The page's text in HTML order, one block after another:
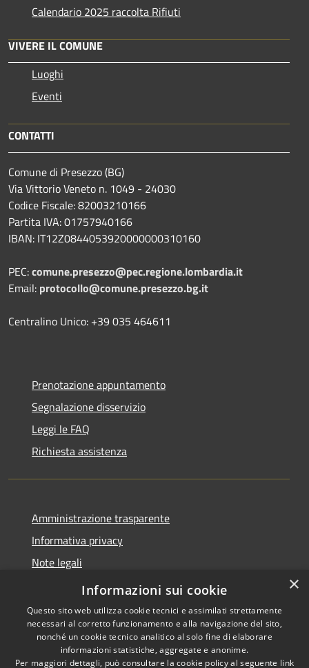
Calendario 2025 raccolta Rifiuti
VIVERE IL COMUNE
Luoghi
Eventi
CONTATTI
Comune di Presezzo (BG)
Via Vittorio Veneto n. 1049 - 24030
Codice Fiscale: 82003210166
Partita IVA: 01757940166
IBAN: IT12Z0844053920000000310160
PEC:comune.presezzo@pec.regione.lombardia.it
Email: protocollo@comune.presezzo.bg.it
Centralino Unico: +39 035 464611
Prenotazione appuntamento
Segnalazione disservizio
Leggi le FAQ
Richiesta assistenza
Amministrazione trasparente
Informativa privacy
Note legali
Dichiarazione di accessibilità
Copyright © 2026 • Comune di
×
Informazioni sui cookie
Questo sito web utilizza cookie tecnici e assimilati strettamente
necessari al corretto funzionamento e alla navigazione del sito,
nonché un cookie tecnico analitico al solo fine di elaborare
informazioni statistiche, aggregate e anonime.
Per maggiori dettagli, può consultare la cookie policy al seguente link